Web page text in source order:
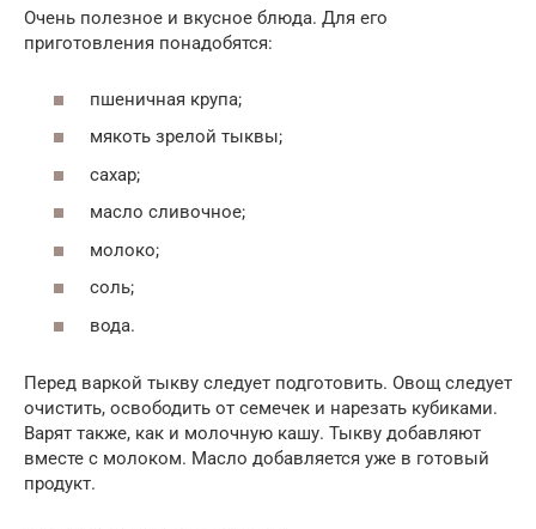
Очень полезное и вкусное блюда. Для его
приготовления понадобятся:
пшеничная крупа;
мякоть зрелой тыквы;
сахар;
масло сливочное;
молоко;
соль;
вода.
Перед варкой тыкву следует подготовить. Овощ следует
очистить, освободить от семечек и нарезать кубиками.
Варят также, как и молочную кашу. Тыкву добавляют
вместе с молоком. Масло добавляется уже в готовый
продукт.